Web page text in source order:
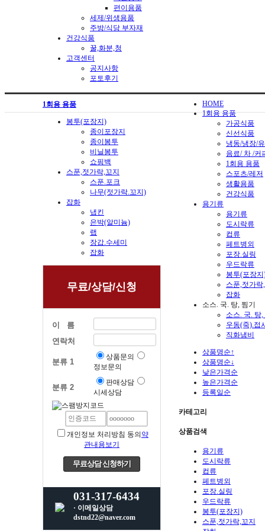
편이용품
세제/위생용품
주방/식당 부자재
건강식품
꿀,화분,청
고객센터
공지사항
포토후기
1회용 용품
봉투(포장지)
종이포장지
종이봉투
비닐봉투
쇼핑백
스푼,젓가락,꼬지
스푼.포크
나무(젓가락.꼬지)
잡화
냅킨
은박(알미늄)
랩
장갑.수세미
잡화
무료/상담/신청
이 름
연락처
분류 1
상품문의
정보문의
분류 2
판매상담
시세상담
개인정보 처리방침 동의 약
관내용보기
031-317-6434
· 이메일상담
dstnd22@naver.com
HOME
1회용 용품
가공식품
신선식품
냉동/냉장/
음료/ 차 /커
1회용 용품
스포츠/레저
생활용품
건강식품
용기류
용기류
도시락류
컵류
페트병외
포장.실링
우드락류
봉투(포장지
스푼,젓가락,
잡화
소스. 국. 탕, 찜기
소스. 국. 탕,
우동(죽).접시
직화냄비
상품명순↑
상품명순↓
낮은가격순
높은가격순
등록일순
카테고리
상품검색
용기류
도시락류
컵류
페트병외
포장.실링
우드락류
봉투(포장지)
스푼,젓가락,꼬지